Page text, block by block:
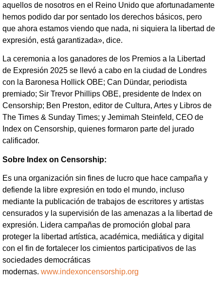
aquellos de nosotros en el Reino Unido que afortunadamente
hemos podido dar por sentado los derechos básicos, pero
que ahora estamos viendo que nada, ni siquiera la libertad de
expresión, está garantizada», dice.
La ceremonia a los ganadores de los Premios a la Libertad
de Expresión 2025 se llevó a cabo en la ciudad de Londres
con la Baronesa Hollick OBE; Can Dündar, periodista
premiado; Sir Trevor Phillips OBE, presidente de Index on
Censorship; Ben Preston, editor de Cultura, Artes y Libros de
The Times & Sunday Times; y Jemimah Steinfeld, CEO de
Index on Censorship, quienes formaron parte del jurado
calificador.
Sobre Index on Censorship:
Es una organización sin fines de lucro que hace campaña y
defiende la libre expresión en todo el mundo, incluso
mediante la publicación de trabajos de escritores y artistas
censurados y la supervisión de las amenazas a la libertad de
expresión. Lidera campañas de promoción global para
proteger la libertad artística, académica, mediática y digital
con el fin de fortalecer los cimientos participativos de las
sociedades democráticas
modernas. www.indexoncensorship.org